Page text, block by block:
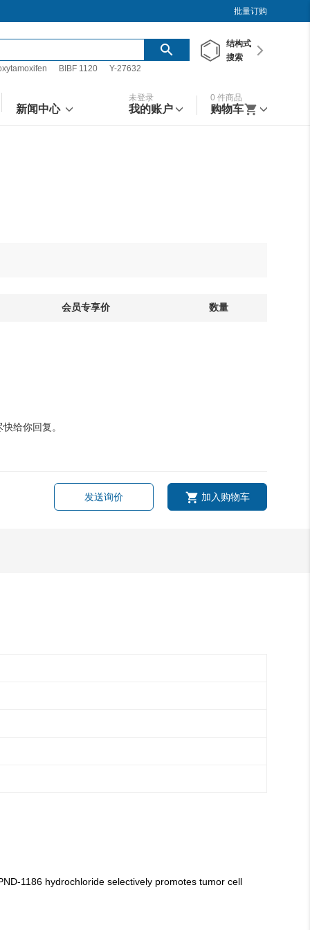
批量订购
结构式
搜索
BIBF 1120 Y-27632
新闻中心
未登录
我的账户
0 件商品
购物车
会员专享价 数量
给你回复。
发送询价 加入购物车
1186 hydrochloride selectively promotes tumor cell